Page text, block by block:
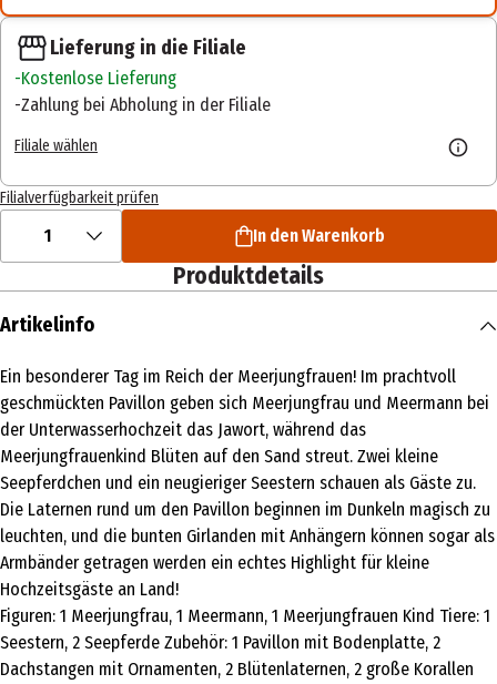
Lieferung in die Filiale
Kostenlose Lieferung
Zahlung bei Abholung in der Filiale
Filiale wählen
Filialverfügbarkeit prüfen
1 In den Warenkorb
Produktdetails
Artikelinfo
Ein besonderer Tag im Reich der Meerjungfrauen! Im prachtvoll
geschmückten Pavillon geben sich Meerjungfrau und Meermann bei
der Unterwasserhochzeit das Jawort, während das
Meerjungfrauenkind Blüten auf den Sand streut. Zwei kleine
Seepferdchen und ein neugieriger Seestern schauen als Gäste zu.
Die Laternen rund um den Pavillon beginnen im Dunkeln magisch zu
leuchten, und die bunten Girlanden mit Anhängern können sogar als
Armbänder getragen werden ein echtes Highlight für kleine
Hochzeitsgäste an Land!
Figuren: 1 Meerjungfrau, 1 Meermann, 1 Meerjungfrauen Kind Tiere: 1
Seestern, 2 Seepferde Zubehör: 1 Pavillon mit Bodenplatte, 2
Dachstangen mit Ornamenten, 2 Blütenlaternen, 2 große Korallen